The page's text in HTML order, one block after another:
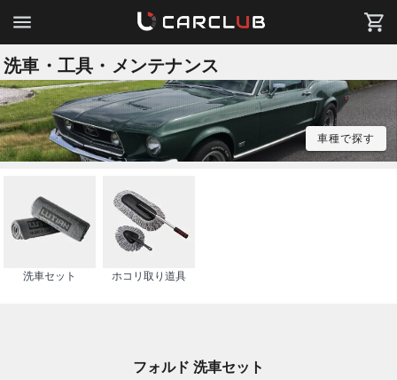
洗車・工具・メンテナンス
車種で探す
洗車セット ホコリ取り道具
フォルド 洗車セット